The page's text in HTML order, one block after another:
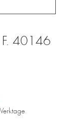
F. 40146